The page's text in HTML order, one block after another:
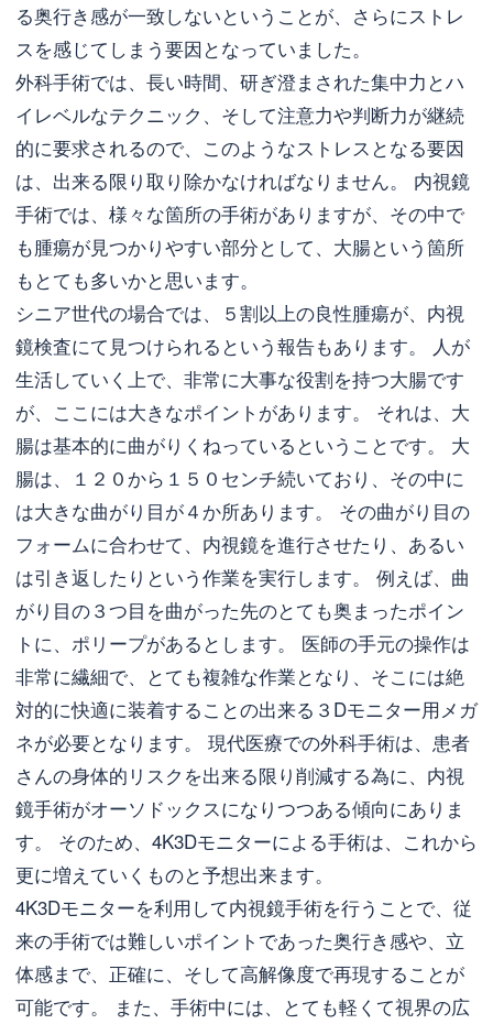
る奥行き感が一致しないということが、さらにストレ
スを感じてしまう要因となっていました。
外科手術では、長い時間、研ぎ澄まされた集中力とハ
イレベルなテクニック、そして注意力や判断力が継続
的に要求されるので、このようなストレスとなる要因
は、出来る限り取り除かなければなりません。 内視鏡
手術では、様々な箇所の手術がありますが、その中で
も腫瘍が見つかりやすい部分として、大腸という箇所
もとても多いかと思います。
シニア世代の場合では、５割以上の良性腫瘍が、内視
鏡検査にて見つけられるという報告もあります。 人が
生活していく上で、非常に大事な役割を持つ大腸です
が、ここには大きなポイントがあります。 それは、大
腸は基本的に曲がりくねっているということです。 大
腸は、１２０から１５０センチ続いており、その中に
は大きな曲がり目が４か所あります。 その曲がり目の
フォームに合わせて、内視鏡を進行させたり、あるい
は引き返したりという作業を実行します。 例えば、曲
がり目の３つ目を曲がった先のとても奥まったポイン
トに、ポリープがあるとします。 医師の手元の操作は
非常に繊細で、とても複雑な作業となり、そこには絶
対的に快適に装着することの出来る３Dモニター用メガ
ネが必要となります。 現代医療での外科手術は、患者
さんの身体的リスクを出来る限り削減する為に、内視
鏡手術がオーソドックスになりつつある傾向にありま
す。 そのため、4K3Dモニターによる手術は、これから
更に増えていくものと予想出来ます。
4K3Dモニターを利用して内視鏡手術を行うことで、従
来の手術では難しいポイントであった奥行き感や、立
体感まで、正確に、そして高解像度で再現することが
可能です。 また、手術中には、とても軽くて視界の広